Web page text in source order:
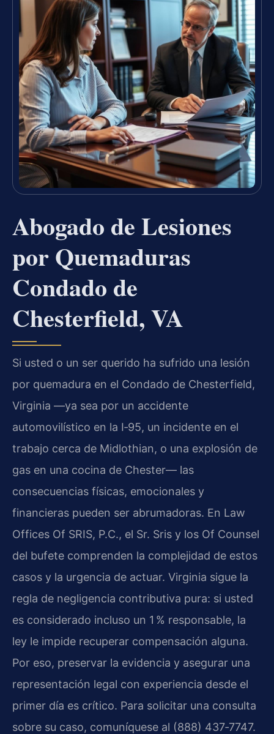
Abogado de Lesiones
por Quemaduras
Condado de
Chesterfield, VA
Si usted o un ser querido ha sufrido una lesión
por quemadura en el Condado de Chesterfield,
Virginia —ya sea por un accidente
automovilístico en la I‑95, un incidente en el
trabajo cerca de Midlothian, o una explosión de
gas en una cocina de Chester— las
consecuencias físicas, emocionales y
financieras pueden ser abrumadoras. En Law
Offices Of SRIS, P.C., el Sr. Sris y los Of Counsel
del bufete comprenden la complejidad de estos
casos y la urgencia de actuar. Virginia sigue la
regla de negligencia contributiva pura: si usted
es considerado incluso un 1 % responsable, la
ley le impide recuperar compensación alguna.
Por eso, preservar la evidencia y asegurar una
representación legal con experiencia desde el
primer día es crítico. Para solicitar una consulta
sobre su caso, comuníquese al (888) 437‑7747.